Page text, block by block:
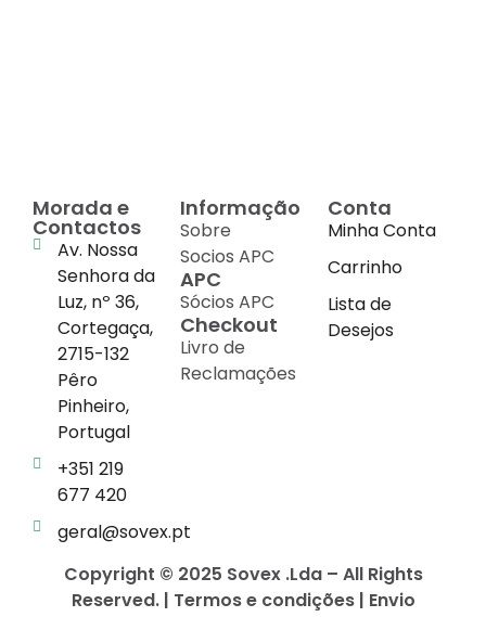
Morada e
Contactos
Av. Nossa
Senhora da
Luz, nº 36,
Cortegaça,
2715-132
Pêro
Pinheiro,
Portugal
+351 219
677 420
geral@sovex.pt
Informação
Sobre
Socios APC
APC
Sócios APC
Checkout
Livro de
Reclamações
Conta
Minha Conta
Carrinho
Lista de
Desejos
Copyright © 2025 Sovex .Lda – All Rights
Reserved. | Termos e condições | Envio